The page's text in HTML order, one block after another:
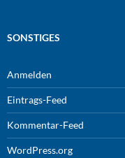
SONSTIGES
Anmelden
Eintrags-Feed
Kommentar-Feed
WordPress.org